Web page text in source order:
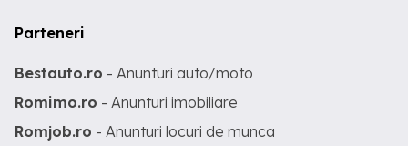
Parteneri
Bestauto.ro - Anunturi auto/moto
Romimo.ro - Anunturi imobiliare
Romjob.ro - Anunturi locuri de munca